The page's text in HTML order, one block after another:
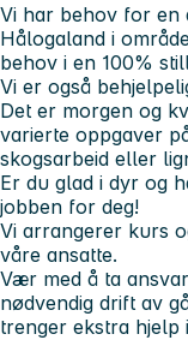
Vi har behov for en
Hålogaland i
behov i en 100%
Vi er også
Det er morgen og
varierte oppgaver
skogsarbeid eller
Er du glad i dyr og
jobben for deg!
Vi arrangerer kurs
våre ansatte.
Vær med å ta
nødvendig drift av
trenger ekstra hjelp